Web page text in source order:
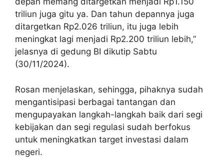
triliun juga gitu ya. Dan tahun depannya juga
ditargetkan Rp2.026 triliun, itu juga lebih
meningkat lagi menjadi Rp2.200 triliun lebih,”
jelasnya di gedung BI dikutip Sabtu
(30/11/2024).
Rosan menjelaskan, sehingga, pihaknya sudah
mengantisipasi berbagai tantangan dan
mengupayakan langkah-langkah baik dari segi
kebijakan dan segi regulasi sudah berfokus
untuk meningkatkan target investasi dalam
negeri.